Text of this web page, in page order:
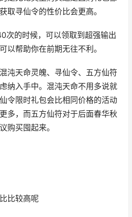
取寻仙令的性价比会更高。
次的时候，可以领取到超强输出
以帮助你在前期无往不利。
沌天命灵魄、寻仙令、五方仙符
纳入手中。混沌天命不用多说就
令限时礼包会比相同价格的活动
多，而五方仙符对于后面春华秋
购买囤起来。
比较高呢